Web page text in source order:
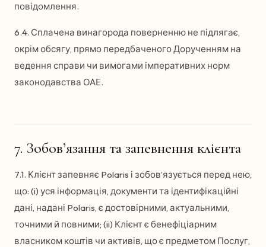
повідомлення.
6.4. Сплачена винагорода поверненню не підлягає,
окрім обсягу, прямо передбаченого Дорученням на
ведення справи чи вимогами імперативних норм
законодавства ОАЕ.
7. Зобов’язання та запевнення клієнта
7.1. Клієнт запевняє Polaris і зобов’язується перед нею,
що: (i) уся інформація, документи та ідентифікаційні
дані, надані Polaris, є достовірними, актуальними,
точними й повними; (ii) Клієнт є бенефіціарним
власником коштів чи активів, що є предметом Послуг,